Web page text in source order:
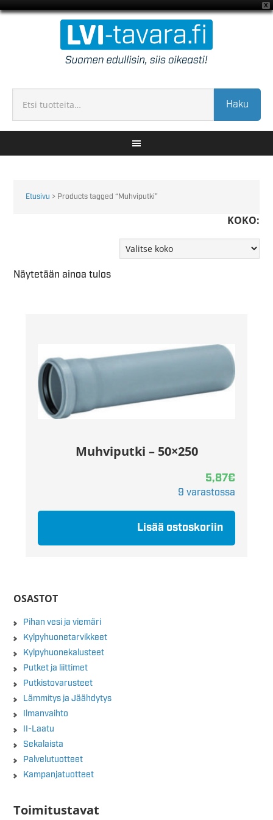
X
Haku
Etusivu > Products tagged “Muhviputki”
KOKO:
Näytetään ainoa tulos
Muhviputki – 50×250
5,87€
9 varastossa
Lisää ostoskoriin
OSASTOT
Pihan vesi ja viemäri
Kylpyhuonetarvikkeet
Kylpyhuonekalusteet
Putket ja liittimet
Putkistovarusteet
Lämmitys ja Jäähdytys
Ilmanvaihto
II-Laatu
Sekalaista
Palvelutuotteet
Kampanjatuotteet
Toimitustavat